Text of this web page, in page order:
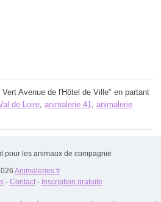
Avenue de l'Hôtel de Ville" en partant
de Loire animalerie 41
animalerie
pour les animaux de compagnie
Animaleries.fr
- Contact- Inscription gratuite